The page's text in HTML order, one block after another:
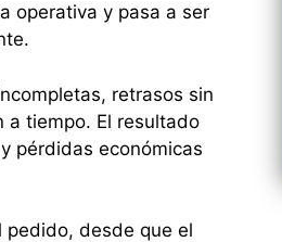
operativa y pasa a ser
retrasos sin
a tiempo. El resultado
pérdidas económicas
pedido, desde que el